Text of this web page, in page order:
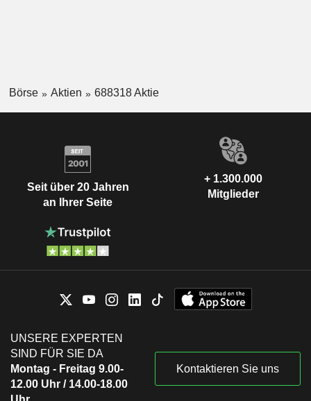
Börse Aktien 688318 Aktie
Seit über 20 Jahren
an Ihrer Seite
+ 1.300.000
Mitglieder
UNSERE EXPERTEN
SIND FÜR SIE DA
Montag - Freitag 9.00-
12.00 Uhr / 14.00-18.00
Kontaktieren Sie uns